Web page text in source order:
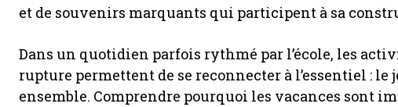
et de souvenirs marquants qui participent à sa
Dans un quotidien parfois rythmé par l’école, les
rupture permettent de se reconnecter à l’essentiel : le
ensemble. Comprendre pourquoi les vacances sont